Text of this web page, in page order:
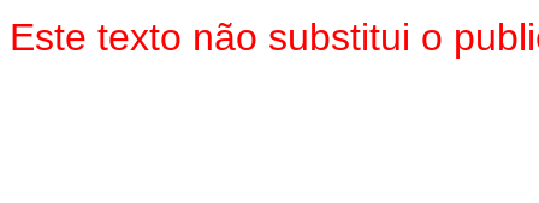
Este texto não substitui o